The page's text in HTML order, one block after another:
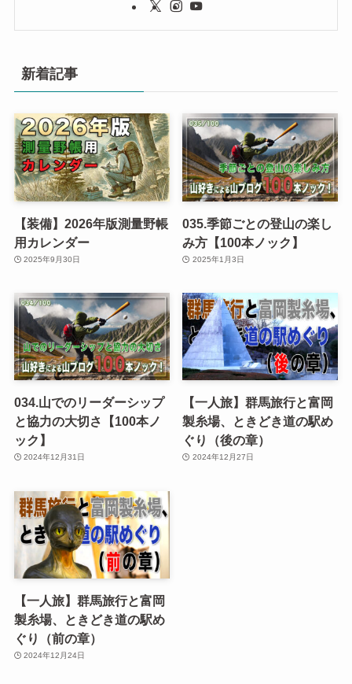
新着記事
【装備】2026年版測量野帳
用カレンダー
2025年9月30日
035.季節ごとの登山の楽し
み方【100本ノック】
2025年1月3日
034.山でのリーダーシップ
と協力の大切さ【100本ノ
ック】
2024年12月31日
【一人旅】群馬旅行と富岡
製糸場、ときどき道の駅め
ぐり（後の章）
2024年12月27日
【一人旅】群馬旅行と富岡
製糸場、ときどき道の駅め
ぐり（前の章）
2024年12月24日